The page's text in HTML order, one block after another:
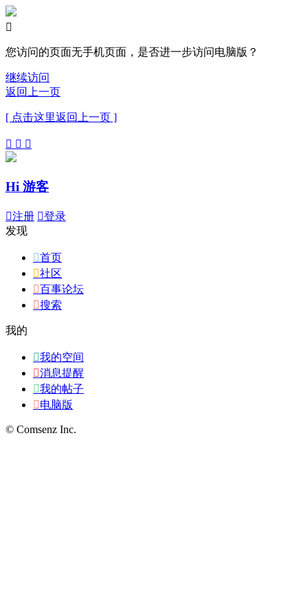

您访问的页面无手机页面，是否进一步访问电脑版？
继续访问
返回上一页
[ 点击这里返回上一页 ]
  
Hi 游客
注册 登录
发现
首页
社区
百事论坛
搜索
我的
我的空间
消息提醒
我的帖子
电脑版
© Comsenz Inc.